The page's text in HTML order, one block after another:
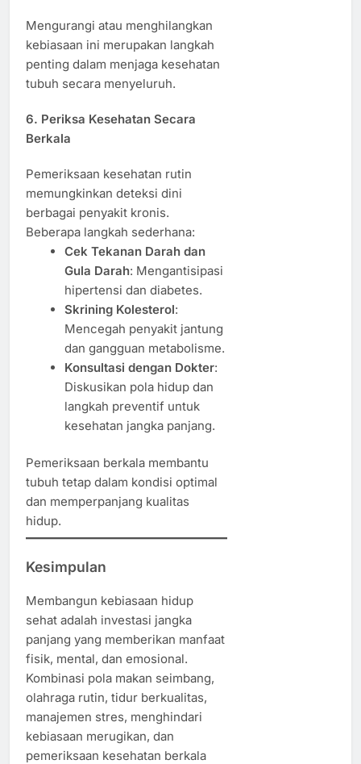
Mengurangi atau menghilangkan
kebiasaan ini merupakan langkah
penting dalam menjaga kesehatan
tubuh secara menyeluruh.
6. Periksa Kesehatan Secara
Berkala
Pemeriksaan kesehatan rutin
memungkinkan deteksi dini
berbagai penyakit kronis.
Beberapa langkah sederhana:
Cek Tekanan Darah dan
Gula Darah: Mengantisipasi
hipertensi dan diabetes.
Skrining Kolesterol:
Mencegah penyakit jantung
dan gangguan metabolisme.
Konsultasi dengan Dokter:
Diskusikan pola hidup dan
langkah preventif untuk
kesehatan jangka panjang.
Pemeriksaan berkala membantu
tubuh tetap dalam kondisi optimal
dan memperpanjang kualitas
hidup.
Kesimpulan
Membangun kebiasaan hidup
sehat adalah investasi jangka
panjang yang memberikan manfaat
fisik, mental, dan emosional.
Kombinasi pola makan seimbang,
olahraga rutin, tidur berkualitas,
manajemen stres, menghindari
kebiasaan merugikan, dan
pemeriksaan kesehatan berkala